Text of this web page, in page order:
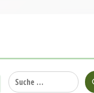
Suche